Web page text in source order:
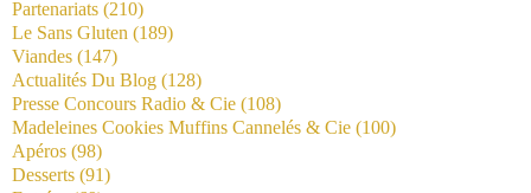
Partenariats (210)
Le Sans Gluten (189)
Viandes (147)
Actualités Du Blog (128)
Presse Concours Radio & Cie (108)
Madeleines Cookies Muffins Cannelés & Cie (100)
Apéros (98)
Desserts (91)